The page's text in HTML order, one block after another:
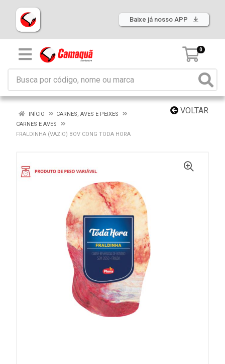
Baixe já nosso APP
0
VOLTAR
INÍCIO
CARNES, AVES E PEIXES
CARNES E AVES
FRALDINHA (VAZIO) BOV CONG TODA HORA